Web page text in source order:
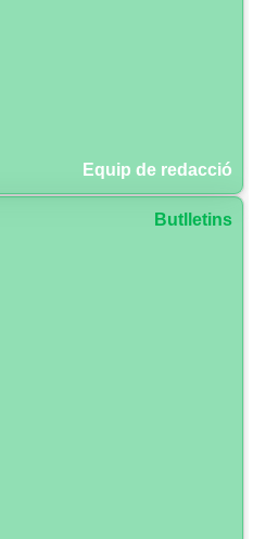
Equip de redacció
Butlletins